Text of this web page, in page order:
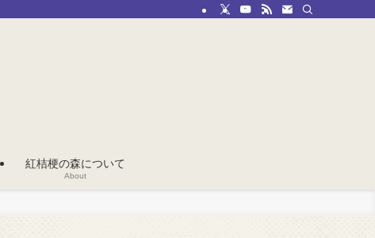
紅桔梗の森について
About